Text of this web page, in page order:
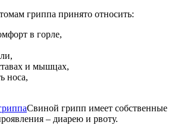
гриппа принято относить:
в горле,
и мышцах,
носа,
Свиной грипп имеет собственные
– диарею и рвоту.